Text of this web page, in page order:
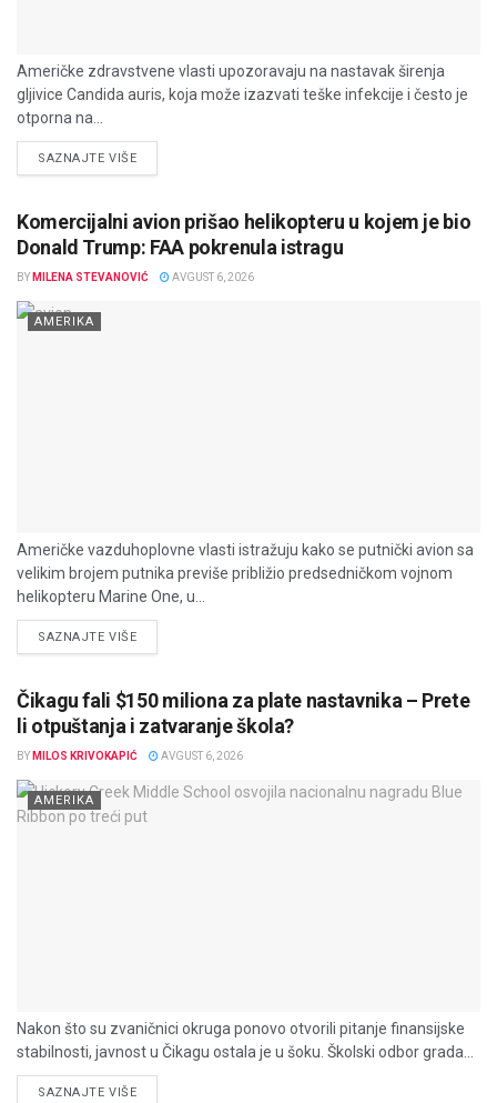
Američke zdravstvene vlasti upozoravaju na nastavak širenja
gljivice Candida auris, koja može izazvati teške infekcije i često je
otporna na...
SAZNAJTE VIŠEDETAILS
Komercijalni avion prišao helikopteru u kojem je bio
Donald Trump: FAA pokrenula istragu
BY MILENA STEVANOVIĆ AVGUST 6, 2026
AMERIKA
Američke vazduhoplovne vlasti istražuju kako se putnički avion sa
velikim brojem putnika previše približio predsedničkom vojnom
helikopteru Marine One, u...
SAZNAJTE VIŠEDETAILS
Čikagu fali $150 miliona za plate nastavnika – Prete
li otpuštanja i zatvaranje škola?
BY MILOS KRIVOKAPIĆ AVGUST 6, 2026
AMERIKA
Nakon što su zvaničnici okruga ponovo otvorili pitanje finansijske
stabilnosti, javnost u Čikagu ostala je u šoku. Školski odbor grada...
SAZNAJTE VIŠEDETAILS